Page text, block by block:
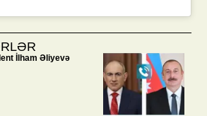
İlham Əliyevə